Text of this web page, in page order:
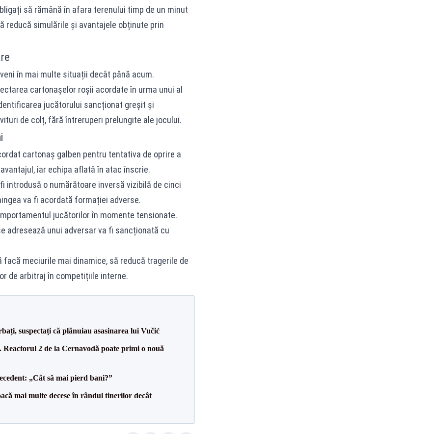
să rămână în afara terenului timp de un minut
reducă simulările și avantajele obținute prin
în mai multe situații decât până acum.
cartonașelor roșii acordate în urma unui al
jucătorului sancționat greșit și
de colț, fără întreruperi prelungite ale jocului.
cartonaș galben pentru tentativa de oprire a
iar echipa aflată în atac înscrie.
introdusă o numărătoare inversă vizibilă de cinci
va fi acordată formației adverse.
jucătorilor în momente tensionate.
adresează unui adversar va fi sancționată cu
facă meciurile mai dinamice, să reducă tragerile de
de arbitraj în competițiile interne.
suspectați că plănuiau asasinarea lui Vučić
2 de la Cernavodă poate primi o nouă
„Cât să mai pierd bani?”
mai multe decese în rândul tinerilor decât